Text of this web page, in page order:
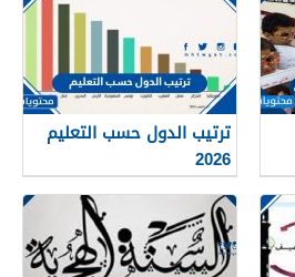
ترتيب الدول حسب التعليم
2026